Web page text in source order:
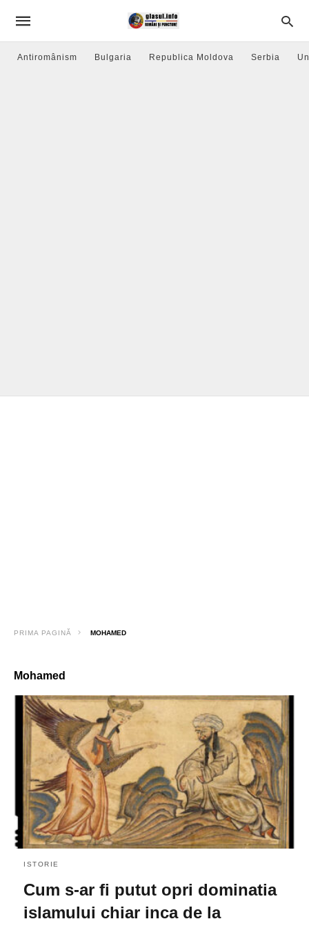
Antiromânism Bulgaria Republica Moldova Serbia
PRIMA PAGINĂ MOHAMED
Mohamed
ISTORIE
Cum s-ar fi putut opri dominatia
islamului chiar inca de la